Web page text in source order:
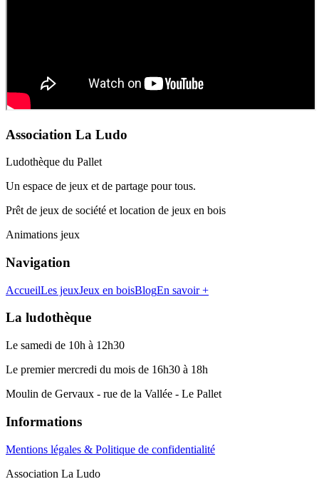
Association La Ludo
Ludothèque du Pallet
Un espace de jeux et de partage pour tous.
Prêt de jeux de société et location de jeux en bois
Animations jeux
Navigation
AccueilLes jeuxJeux en boisBlogEn savoir +
La ludothèque
Le samedi de 10h à 12h30
Le premier mercredi du mois de 16h30 à 18h
Moulin de Gervaux - rue de la Vallée - Le Pallet
Informations
Mentions légales & Politique de confidentialité
Association La Ludo